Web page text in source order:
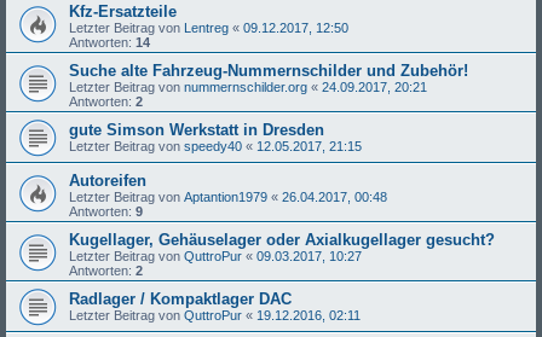
Kfz-Ersatzteile
Letzter Beitrag von Lentreg « 09.12.2017, 12:50
Antworten: 14
Suche alte Fahrzeug-Nummernschilder und Zubehör!
Letzter Beitrag von nummernschilder.org « 24.09.2017, 20:21
Antworten: 2
gute Simson Werkstatt in Dresden
Letzter Beitrag von speedy40 « 12.05.2017, 21:15
Autoreifen
Letzter Beitrag von Aptantion1979 « 26.04.2017, 00:48
Antworten: 9
Kugellager, Gehäuselager oder Axialkugellager gesucht?
Letzter Beitrag von QuttroPur « 09.03.2017, 10:27
Antworten: 2
Radlager / Kompaktlager DAC
Letzter Beitrag von QuttroPur « 19.12.2016, 02:11